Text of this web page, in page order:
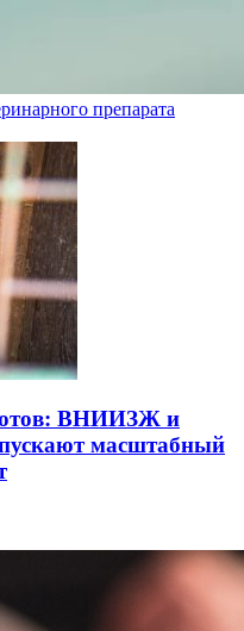
препарата
ВНИИЗЖ и
масштабный